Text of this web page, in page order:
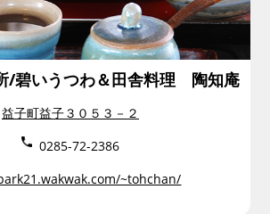
/碧いうつわ＆田舎料理 陶知庵
益子町益子３０５３－２
0285-72-2386
~tohchan/